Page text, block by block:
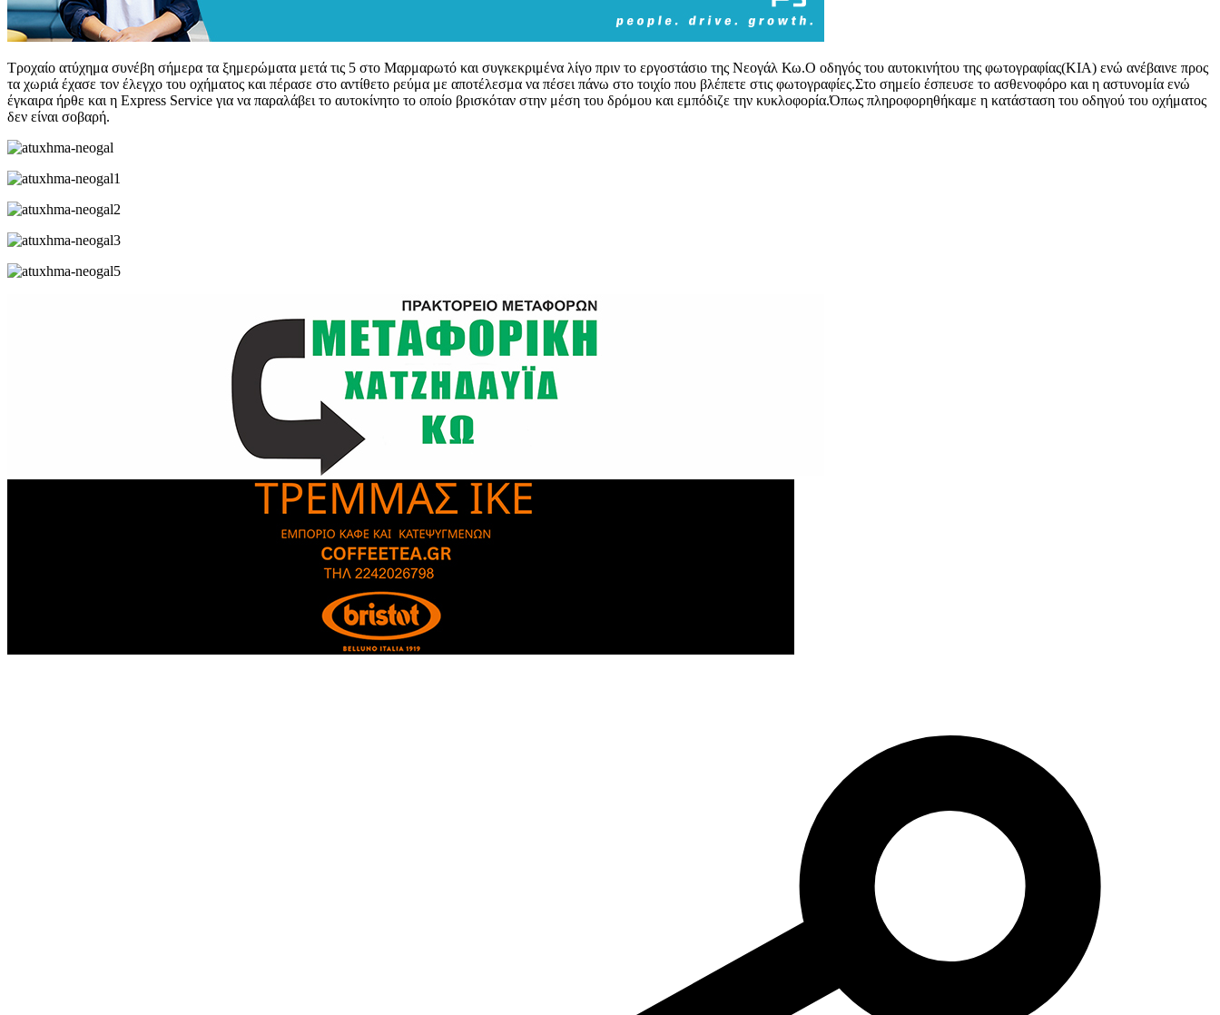
Τροχαίο ατύχημα συνέβη σήμερα τα ξημερώματα μετά τις 5 στο Μαρμαρωτό και συγκεκριμένα λίγο πριν το εργοστάσιο της Νεογάλ Κω.Ο οδηγός του αυτοκινήτου της φωτογραφίας(ΚΙΑ) ενώ ανέβαινε προς
τα χωριά έχασε τον έλεγχο του οχήματος και πέρασε στο αντίθετο ρεύμα με αποτέλεσμα να πέσει πάνω στο τοιχίο που βλέπετε στις φωτογραφίες.Στο σημείο έσπευσε το ασθενοφόρο και η αστυνομία ενώ
έγκαιρα ήρθε και η Express Service για να παραλάβει το αυτοκίνητο το οποίο βρισκόταν στην μέση του δρόμου και εμπόδιζε την κυκλοφορία.Όπως πληροφορηθήκαμε η κατάσταση του οδηγού του οχήματος
δεν είναι σοβαρή.